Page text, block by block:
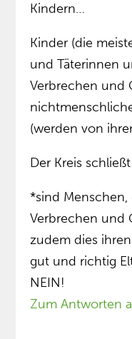
Kindern…
Kinder (die
und Täterinnen
Verbrechen und
(werden von
Der Kreis
*sind
Verbrechen und
zudem dies
gut und richtig
NEIN!
Zum Antworten